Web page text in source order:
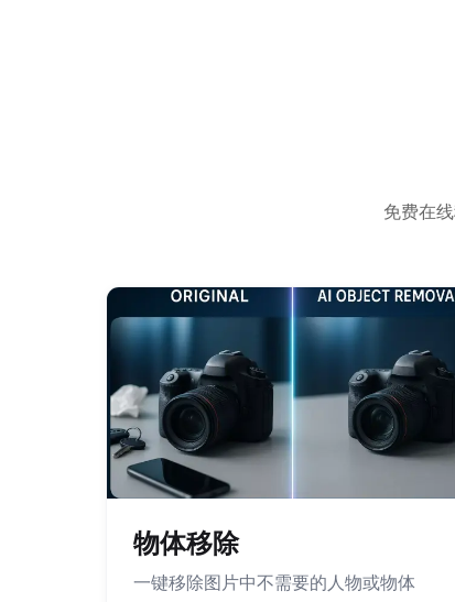
免费在
物体移除
一键移除图片中不需要的人物或物体